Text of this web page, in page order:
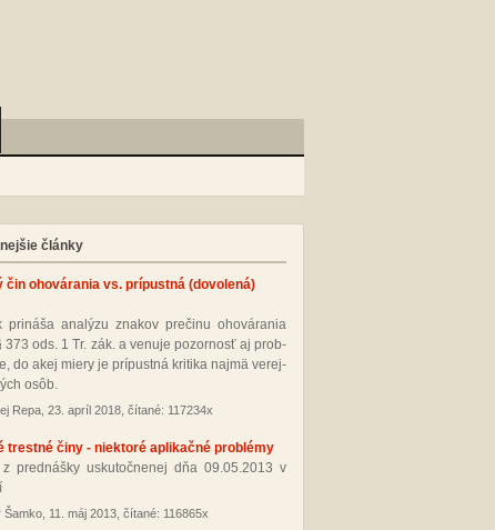
články
čin ohovárania vs. prípustná (dovolená)
pri­ná­ša ana­lý­zu zna­kov pre­či­nu oho­vá­ra­nia
373 ods. 1 Tr. zák. a ve­nu­je po­zor­nosť aj prob­
do akej mie­ry je prí­pus­tná kri­ti­ka naj­mä ve­rej­
osôb.
Repa, 23. apríl 2018, čítané: 117234x
trestné činy - niektoré aplikačné problémy
pred­náš­ky us­ku­toč­ne­nej dňa 09.05.2013 v
Šamko, 11. máj 2013, čítané: 116865x